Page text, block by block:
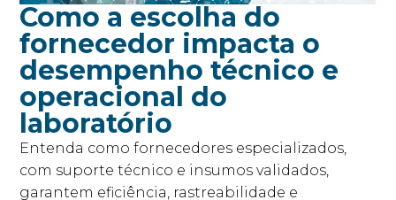
Como a escolha do
fornecedor impacta o
desempenho técnico e
operacional do
laboratório
Entenda como fornecedores especializados,
com suporte técnico e insumos validados,
garantem eficiência, rastreabilidade e